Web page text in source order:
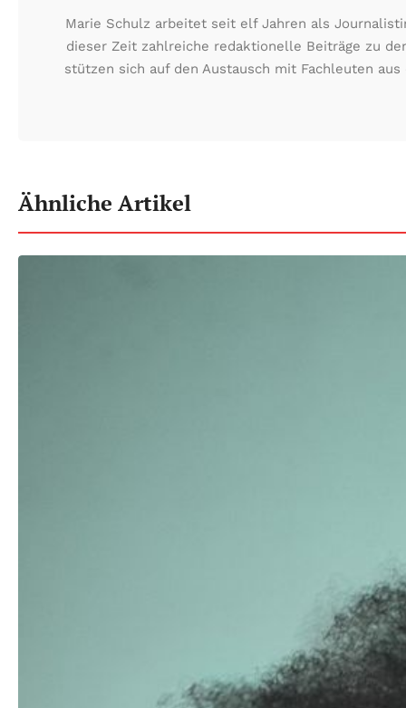
Marie Schulz arbeitet seit elf Jahren als
dieser Zeit zahlreiche redaktionelle Beiträge zu
stützen sich auf den Austausch mit Fachleuten
Ähnliche Artikel